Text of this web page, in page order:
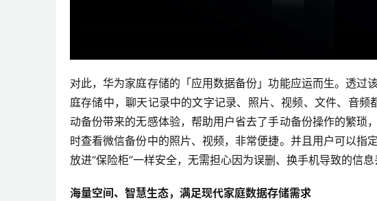
对此，华为家庭存储的「应用数据备份」功能应运而生。透过
庭存储中，聊天记录中的文字记录、照片、视频、文件、音
动备份带来的无感体验，帮助用户省去了手动备份操作的繁琐
时查看微信备份中的照片、视频，非常便捷。并且用户可以指
放进“保险柜”一样安全，无需担心因为误删、换手机导致的信息
海量空间、智慧生态，满足现代家庭数据存储需求